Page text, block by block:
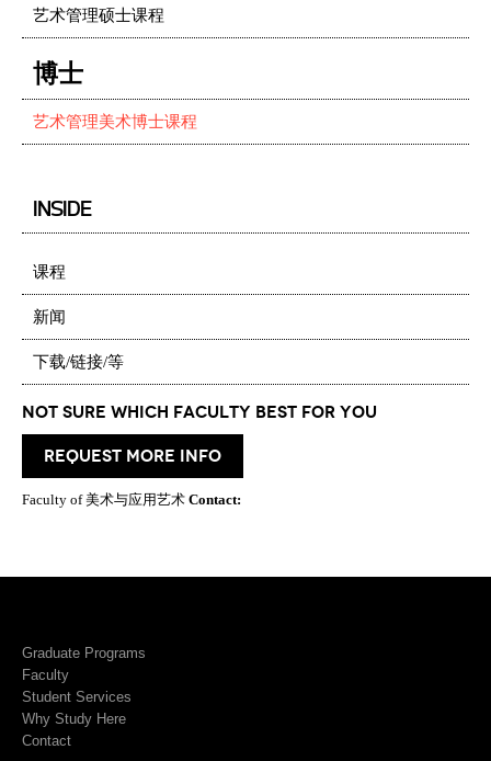
艺术管理硕士课程
博士
艺术管理美术博士课程
INSIDE
课程
新闻
下载/链接/等
Not Sure which Faculty best for you
request more info
Faculty of 美术与应用艺术 Contact:
Graduate Programs
Faculty
Student Services
Why Study Here
Contact